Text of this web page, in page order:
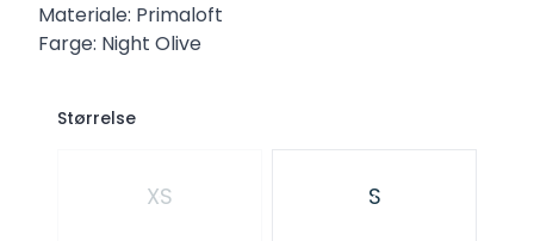
Materiale: Primaloft
Farge: Night Olive
Størrelse
XS S